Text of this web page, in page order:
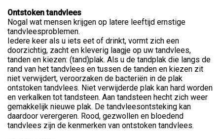
Ontstoken tandvlees
Nogal wat mensen krijgen op latere leeftijd ernstige
tandvleesproblemen.
Iedere keer als u iets eet of drinkt, vormt zich een
doorzichtig, zacht en kleverig laagje op uw tandvlees,
tanden en kiezen: (tand)plak. Als u de tandplak die langs de
rand van het tandvlees en tussen de tanden en kiezen zit
niet verwijdert, veroorzaken de bacteriën in de plak
ontstoken tandvlees. Niet verwijderde plak kan hard worden
en verkalken tot tandsteen. Aan tandsteen hecht zich weer
gemakkelijk nieuwe plak. De tandvleesontsteking kan
daardoor verergeren. Rood, gezwollen en bloedend
tandvlees zijn de kenmerken van ontstoken tandvlees.